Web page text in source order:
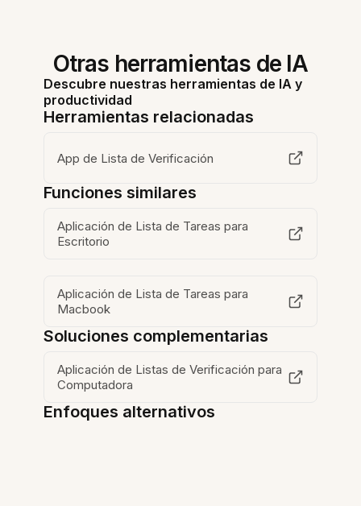
Otras herramientas de IA
Descubre nuestras herramientas de IA y
productividad
Herramientas relacionadas
App de Lista de Verificación
Funciones similares
Aplicación de Lista de Tareas para
Escritorio
Aplicación de Lista de Tareas para
Macbook
Soluciones complementarias
Aplicación de Listas de Verificación para
Computadora
Enfoques alternativos